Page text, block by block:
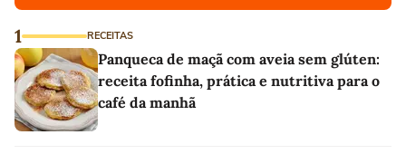
1 RECEITAS
Panqueca de maçã com aveia sem glúten:
receita fofinha, prática e nutritiva para o
café da manhã